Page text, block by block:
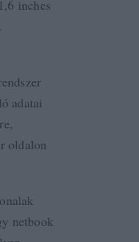
inches
adatai
oldalon
netbook